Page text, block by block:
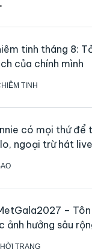
TINH
tinh tháng 8:
của chính mình
có mọi thứ để
ngoại trừ hát live
TRANG
– Tôn
ảnh hưởng sâu